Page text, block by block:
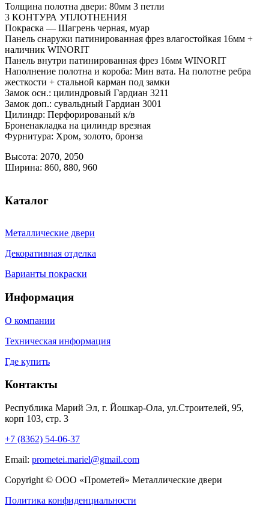
Толщина полотна двери: 80мм 3 петли
3 КОНТУРА УПЛОТНЕНИЯ
Покраска — Шагрень черная, муар
Панель снаружи патинированная фрез влагостойкая 16мм +
наличник WINORIT
Панель внутри патинированная фрез 16мм WINORIT
Наполнение полотна и короба: Мин вата. На полотне ребра
жесткости + стальной карман под замки
Замок осн.: цилиндровый Гардиан 3211
Замок доп.: сувальдный Гардиан 3001
Цилиндр: Перфорированый к/в
Броненакладка на цилиндр врезная
Фурнитура: Хром, золото, бронза
Высота: 2070, 2050
Ширина: 860, 880, 960
Каталог
Металлические двери
Декоративная отделка
Варианты покраски
Информация
О компании
Техническая информация
Где купить
Контакты
Республика Марий Эл, г. Йошкар-Ола, ул.Строителей, 95,
корп 103, стр. 3
+7 (8362) 54-06-37
Email: prometei.mariel@gmail.com
Copyright © ООО «Прометей» Металлические двери
Политика конфиденциальности